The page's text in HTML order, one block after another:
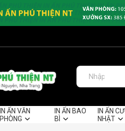
IN ẤN VĂN
PHÒNG
IN ẤN BAO
BÌ
IN ẤN
NHẬT